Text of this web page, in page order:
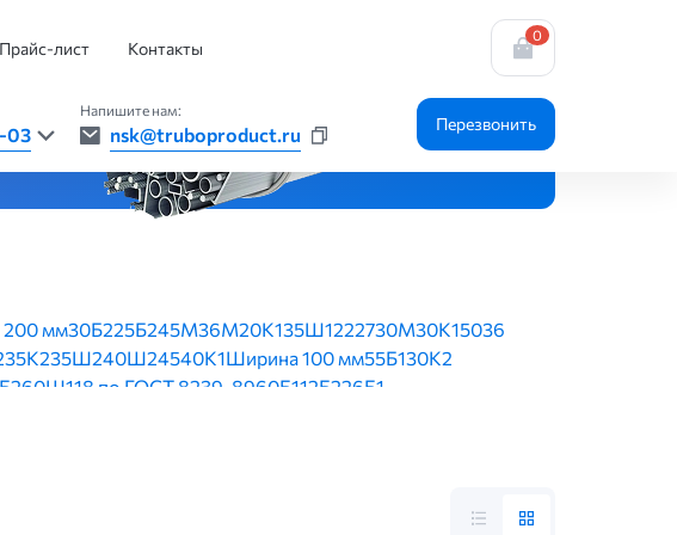
Прайс-лист Контакты
0
03
Напишите нам:
nsk@truboproduct.ru Перезвонить
мм30Б225Б245М36М20К135Ш1222730М30К15036
35К235Ш240Ш24540К1Ширина 100 мм55Б130К2
60Ш118 по ГОСТ 8239-8960Б112Б226Б1